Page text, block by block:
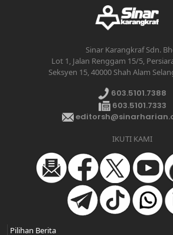
Sinar Karangkraf Sdn.
Lot 1, Jalan Renggam 15/5,
Seksyen 15, 40000 Shah Alam
603.5101.7388
603.5101.7333
IKUTI KAMI